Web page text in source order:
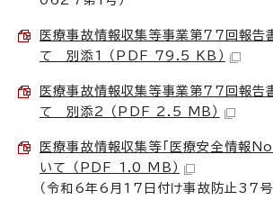
医療事故情報収集等事業第77回報告
て 別添1 （PDF 79.5 KB）
医療事故情報収集等事業第77回報告
て 別添2 （PDF 2.5 MB）
医療事故情報収集等「医療安全情報
いて （PDF 1.0 MB）
（令和6年6月17日付け事故防止37号